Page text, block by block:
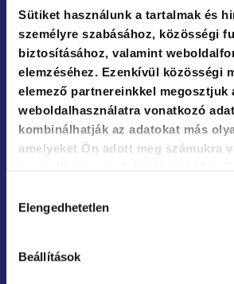
Sütiket használunk a tartalmak és
személyre szabásához, közösségi
biztosításához, valamint
elemzéséhez. Ezenkívül közösségi
elemező partnereinkkel megosztjuk
weboldalhasználatra vonatkozó
kombinálhatják az adatokat más
amelyeket Ön adott meg számukra
kiválasztása
Elengedhetetlen
Beállítások
Contact
+36 1 786 46 95
+36 20 595 32 33
info@agoraintezet.hu
Opening hours: M-F 9.00-16.00